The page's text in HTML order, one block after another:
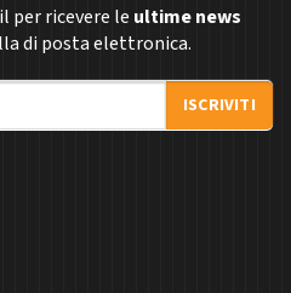
per ricevere le ultime news
di posta elettronica.
ISCRIVITI